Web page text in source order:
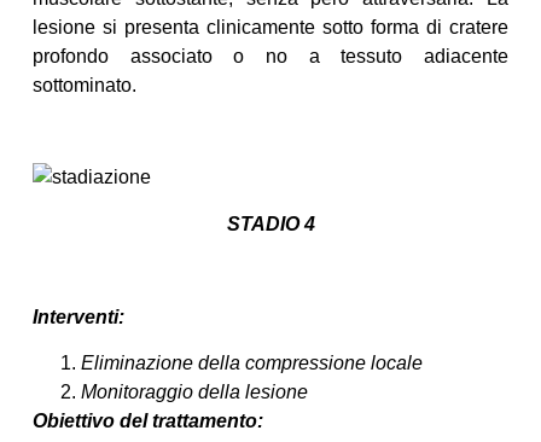
lesione si presenta clinicamente sotto forma di cratere
profondo associato o no a tessuto adiacente
sottominato.
STADIO 4
Interventi:
Eliminazione della compressione locale
Monitoraggio della lesione
Obiettivo del trattamento: